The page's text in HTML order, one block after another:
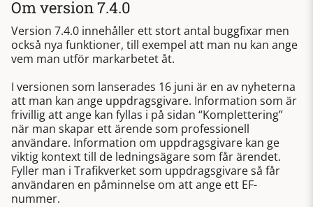
Om version 7.4.0
Version 7.4.0 innehåller ett stort antal buggfixar men
också nya funktioner, till exempel att man nu kan ange
vem man utför markarbetet åt.
I versionen som lanserades 16 juni är en av nyheterna
att man kan ange uppdragsgivare. Information som är
frivillig att ange kan fyllas i på sidan “Komplettering”
när man skapar ett ärende som professionell
användare. Information om uppdragsgivare kan ge
viktig kontext till de ledningsägare som får ärendet.
Fyller man i Trafikverket som uppdragsgivare så får
användaren en påminnelse om att ange ett EF-
nummer.